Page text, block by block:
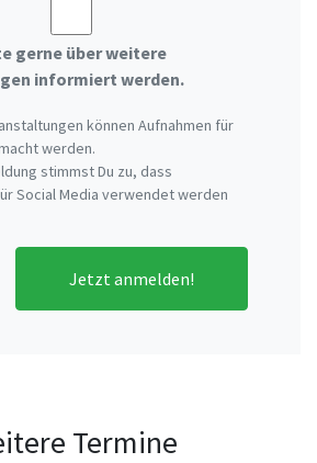
gerne über weitere
informiert werden.
können Aufnahmen für
werden.
stimmst Du zu, dass
Social Media verwendet werden
Jetzt anmelden!
Termine